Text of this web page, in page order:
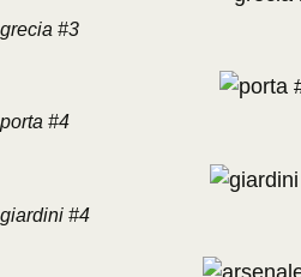
grecia #3
porta #4
giardini #4